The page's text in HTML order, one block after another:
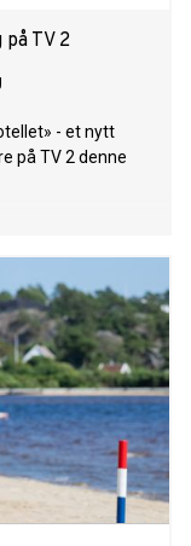
TV 2
- et nytt
på TV 2 denne